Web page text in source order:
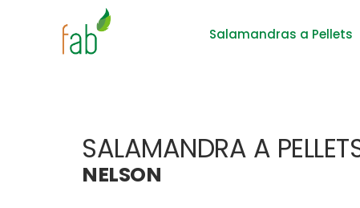
Salamandras a Pellets
SALAMANDRA A
NELSON